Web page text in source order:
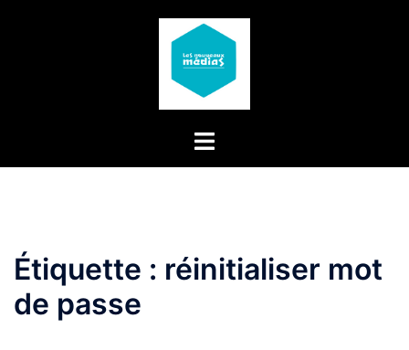
Étiquette : réinitialiser mot
de passe